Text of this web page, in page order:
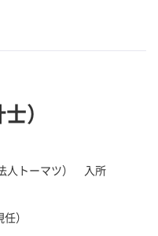
）
人トーマツ） 入所
）